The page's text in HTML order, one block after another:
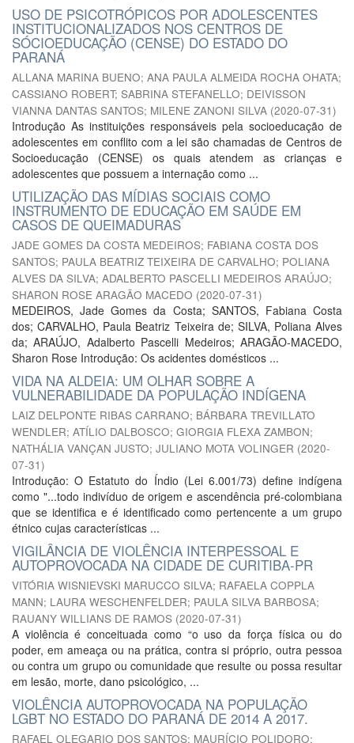
USO DE PSICOTRÓPICOS POR ADOLESCENTES
INSTITUCIONALIZADOS NOS CENTROS DE
SÓCIOEDUCAÇÃO (CENSE) DO ESTADO DO
PARANÁ
ALLANA MARINA BUENO; ANA PAULA ALMEIDA ROCHA OHATA;
CASSIANO ROBERT; SABRINA STEFANELLO; DEIVISSON
VIANNA DANTAS SANTOS; MILENE ZANONI SILVA (2020-07-31)
Introdução As instituições responsáveis pela socioeducação de
adolescentes em conflito com a lei são chamadas de Centros de
Socioeducação (CENSE) os quais atendem as crianças e
adolescentes que possuem a internação como ...
UTILIZAÇÃO DAS MÍDIAS SOCIAIS COMO
INSTRUMENTO DE EDUCAÇÃO EM SAÚDE EM
CASOS DE QUEIMADURAS
JADE GOMES DA COSTA MEDEIROS; FABIANA COSTA DOS
SANTOS; PAULA BEATRIZ TEIXEIRA DE CARVALHO; POLIANA
ALVES DA SILVA; ADALBERTO PASCELLI MEDEIROS ARAÚJO;
SHARON ROSE ARAGÃO MACEDO (2020-07-31)
MEDEIROS, Jade Gomes da Costa; SANTOS, Fabiana Costa
dos; CARVALHO, Paula Beatriz Teixeira de; SILVA, Poliana Alves
da; ARAÚJO, Adalberto Pascelli Medeiros; ARAGÃO-MACEDO,
Sharon Rose Introdução: Os acidentes domésticos ...
VIDA NA ALDEIA: UM OLHAR SOBRE A
VULNERABILIDADE DA POPULAÇÃO INDÍGENA
LAIZ DELPONTE RIBAS CARRANO; BÁRBARA TREVILLATO
WENDLER; ATÍLIO DALBOSCO; GIORGIA FLEXA ZAMBON;
NATHÁLIA VANÇAN JUSTO; JULIANO MOTA VOLINGER (2020-
07-31)
Introdução: O Estatuto do Índio (Lei 6.001/73) define indígena
como "...todo indivíduo de origem e ascendência pré-colombiana
que se identifica e é identificado como pertencente a um grupo
étnico cujas características ...
VIGILÂNCIA DE VIOLÊNCIA INTERPESSOAL E
AUTOPROVOCADA NA CIDADE DE CURITIBA-PR
VITÓRIA WISNIEVSKI MARUCCO SILVA; RAFAELA COPPLA
MANN; LAURA WESCHENFELDER; PAULA SILVA BARBOSA;
RAUANY WILLIANS DE RAMOS (2020-07-31)
A violência é conceituada como “o uso da força física ou do
poder, em ameaça ou na prática, contra si próprio, outra pessoa
ou contra um grupo ou comunidade que resulte ou possa resultar
em lesão, morte, dano psicológico, ...
VIOLÊNCIA AUTOPROVOCADA NA POPULAÇÃO
LGBT NO ESTADO DO PARANÁ DE 2014 A 2017.
RAFAEL OLEGARIO DOS SANTOS; MAURÍCIO POLIDORO;